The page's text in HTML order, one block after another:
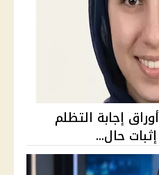
أوراق إجابة التظلم
حال...